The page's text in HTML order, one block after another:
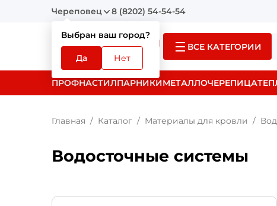
Череповец
Выбран ваш город?
Да Нет
8 (8202) 54-54-54
ВСЕ КАТЕГОРИИ
ПРОФНАСТИЛПАРНИКИМЕТАЛЛОЧЕРЕПИЦА
Главная Каталог Материалы для кровли
Водосточные системы